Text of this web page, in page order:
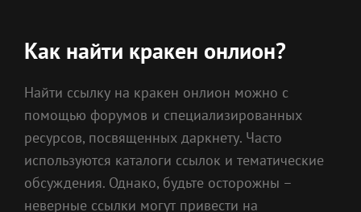
Как найти кракен онлион?
Найти ссылку на кракен онлион можно с
помощью форумов и специализированных
ресурсов, посвященных даркнету. Часто
используются каталоги ссылок и тематические
обсуждения. Однако, будьте осторожны –
неверные ссылки могут привести на